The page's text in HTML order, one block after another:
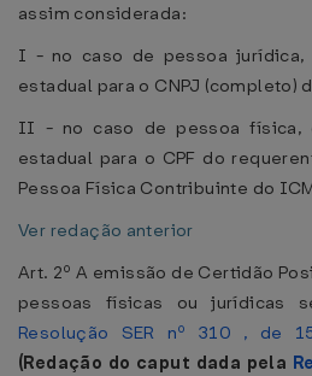
assim considerada:
I - no caso de pessoa
estadual para o CNPJ (completo)
II - no caso de pessoa física,
estadual para o CPF do
Pessoa Física Contribuinte do
Ver redação anterior
Art. 2º A emissão de Certidão
pessoas físicas ou jurídicas
Resolução SER nº 310 , de
(Redação do caput dada pela